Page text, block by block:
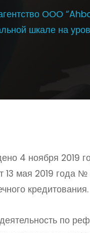
ООО
шкале на
4 ноября 2019
13 мая 2019
кредитования.
по